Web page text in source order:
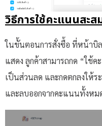
วิธีการใช้คะแนนสะส
ในขั้นตอนการสั่งซื้อ ที่หน้าบิ
แสดง ลูกค้าสามารถกด “ใช้
เป็นส่วนลด และกดตกลงให้
และลบออกจากคะแนนทั้งหม